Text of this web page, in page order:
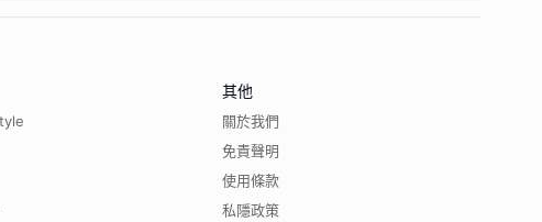
其他
關於我們
免責聲明
使用條款
私隱政策